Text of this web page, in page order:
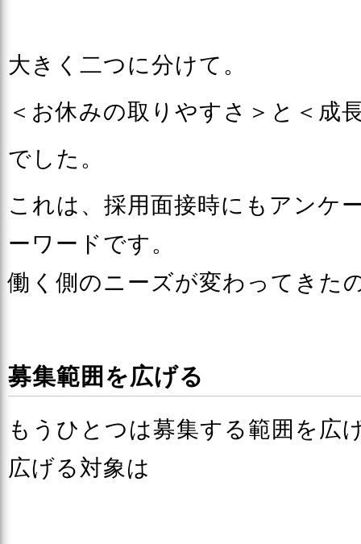
大きく二つに分けて。
＜お休みの取りやすさ＞と＜成
でした。
これは、採用面接時にもアンケ
ーワードです。
働く側のニーズが変わってきた
募集範囲を広げる
もうひとつは募集する範囲を広
広げる対象は